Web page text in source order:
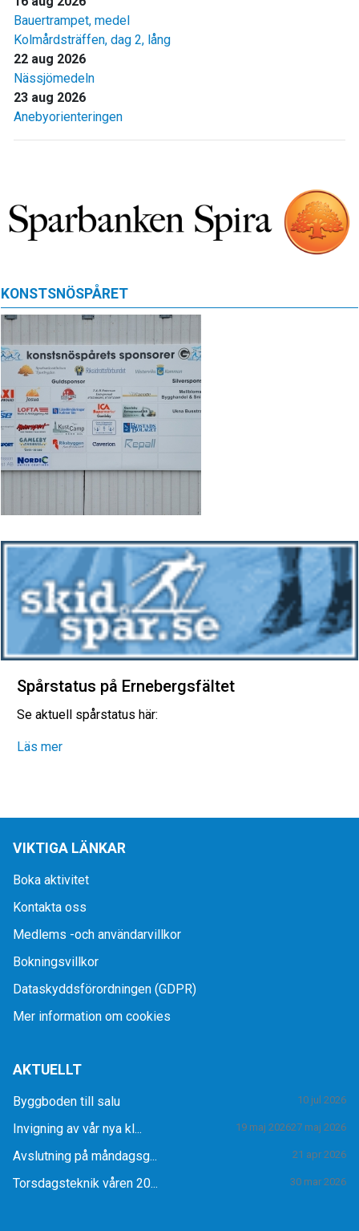
Bauertrampet, medel
Kolmårdsträffen, dag 2, lång
22 aug 2026
Nässjömedeln
23 aug 2026
Anebyorienteringen
KONSTSNÖSPÅRET
Spårstatus på Ernebergsfältet
Se aktuell spårstatus här:
Läs mer
VIKTIGA LÄNKAR
Boka aktivitet
Kontakta oss
Medlems -och användarvillkor
Bokningsvillkor
Dataskyddsförordningen (GDPR)
Mer information om cookies
AKTUELLT
Byggboden till salu 10 jul 2026
27 maj 2026
Invigning av vår nya kl... 19 maj 2026
Avslutning på måndagsg... 21 apr 2026
Torsdagsteknik våren 20... 30 mar 2026